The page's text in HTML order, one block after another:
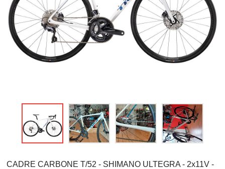
CADRE CARBONE T/52 - SHIMANO ULTEGRA - 2x11V -